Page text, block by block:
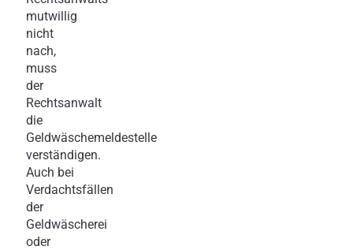
mutwillig
nicht
nach,
muss
der
Rechtsanwalt
die
Geldwäschemeldestelle
verständigen.
Auch bei
Verdachtsfällen
der
Geldwäscherei
oder